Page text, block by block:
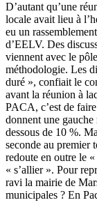
D’autant qu’une
locale avait lieu à
eu un
d’EELV. Des
viennent avec le
méthodologie. Les
duré », confiait le
avant la réunion à
PACA, c’est de
donnent une gauche
dessous de 10 %.
seconde au premier
redoute en outre le
« s’allier ». Pour
ravi la mairie de
municipales ? En